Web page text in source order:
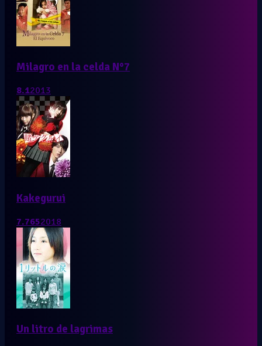
Milagro en la celda N°7
8.12013
Kakegurui
7.7652018
Un litro de lagrimas